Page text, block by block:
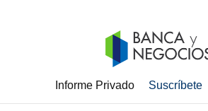
Informe Privado Suscríbete